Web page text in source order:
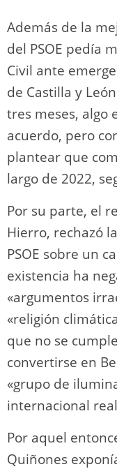
Además de la
del PSOE pedía
Civil ante
de Castilla y
tres meses, algo
acuerdo, pero
plantear que
largo de 2022,
Por su parte, el
Hierro, rechazó
PSOE sobre un
existencia ha
«argumentos
«religión
que no se
convertirse en
«grupo de
internacional
Por aquel
Quiñones